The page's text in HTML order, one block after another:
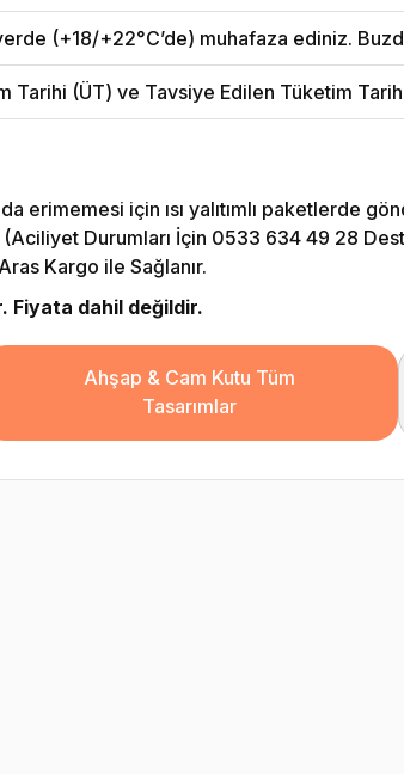
(+18/+22°C’de) muhafaza ediniz.
Tarihi (ÜT) ve Tavsiye Edilen Tüketim
erimemesi için ısı yalıtımlı paketlerde
(Aciliyet Durumları İçin 0533 634 49 28
Kargo ile Sağlanır.
Fiyata dahil değildir.
Ahşap & Cam Kutu Tüm
Tasarımlar